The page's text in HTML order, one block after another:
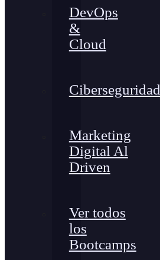
DevOps
&
Cloud
Ciberseguridad
Marketing
Digital Al
Driven
Ver todos
los
Bootcamps